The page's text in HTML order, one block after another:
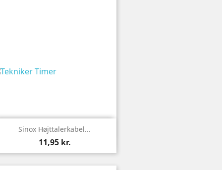
 Vis
Sinox Højttalerkabel...
11,95 kr.